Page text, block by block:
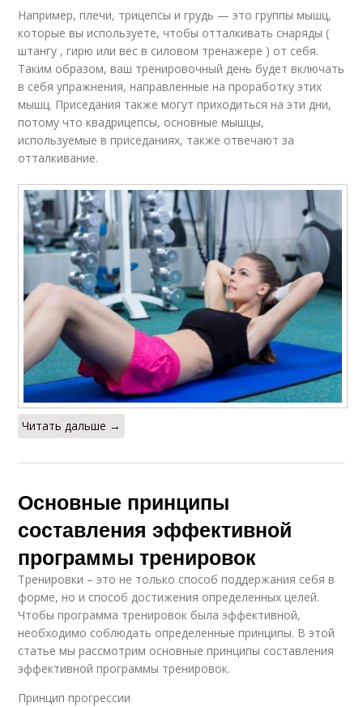
Например, плечи, трицепсы и грудь — это группы мышц,
которые вы используете, чтобы отталкивать снаряды (
штангу , гирю или вес в силовом тренажере ) от себя.
Таким образом, ваш тренировочный день будет включать
в себя упражнения, направленные на проработку этих
мышц. Приседания также могут приходиться на эти дни,
потому что квадрицепсы, основные мышцы,
используемые в приседаниях, также отвечают за
отталкивание.
Читать дальше →
Основные принципы
составления эффективной
программы тренировок
Тренировки – это не только способ поддержания себя в
форме, но и способ достижения определенных целей.
Чтобы программа тренировок была эффективной,
необходимо соблюдать определенные принципы. В этой
статье мы рассмотрим основные принципы составления
эффективной программы тренировок.
Принцип прогрессии